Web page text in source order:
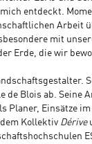
entdeckt.
Arbeit
mit
Erde, die wir
de Blois ab. Seine
Planer, Einsätze
Kollektiv Dérive